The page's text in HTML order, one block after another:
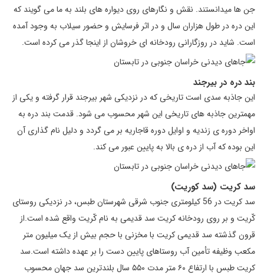
جن ها میدانستند. نقش و نگارهای روی دیواره‌ های بلند به ما می‌ گویند که
این دره در طول هزاران سال و در اثر فرسایش و حضور سیلاب به وجود آمده
است. شاید در روزگارانی رودخانه ‌ای خروشان از اینجا گذر می ‌کرده است.
بند دره در بیرجند
این جاذبه سدی است تاریخی که در نزدیکی شهر بیرجند قرار گرفته و یکی از
مهمترین جاذبه های تاریخی این شهر محسوب می شود. قدمت بند دره به
اواخر دوره ی زندیه و اوایل دوره قاجاریه بر می گردد و دلیل نام گذاری آن
این بوده که آب از دره ی بالا به پایین عبور می کند.
سد کریت (سد کوریت)
سد کریت در 56 کیلومتری جنوب شرقی شهرستان طبس، در نزدیکی روستای
کّریت و بر روی رودخانه کریت سد قدیمی به نام کّریت واقع شده است.از
قرون گذشته سد قدیمی کریت با مخزنی با حجم بیش از یک میلیون متر
مکعب وظیفه تأمین آب روستاهای پایین دست را بر عهده داشته است.سد
کریت طبس با ارتفاع ۶۰ متر مدت ۵۵۰ سال بلندترین سد جهان محسوب